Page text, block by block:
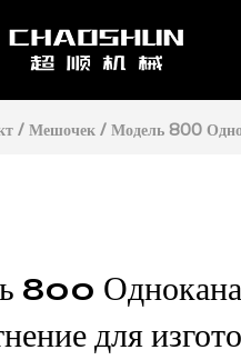
/ Мешочек / Модель 800
800
для